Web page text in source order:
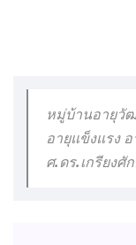
หมู่บ้านอายุวั
อายุแข็งแรง
ศ.ดร.เกรียงศั